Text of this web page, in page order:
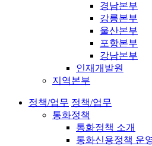
경남본부
강릉본부
울산본부
포항본부
강남본부
인재개발원
지역본부
정책/업무 정책/업무
통화정책
통화정책 소개
통화신용정책 운